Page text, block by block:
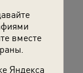
вместе
Яндекса
Новохацкий и